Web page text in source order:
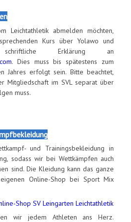
Leichtathletik abmelden möchten,
Kurs über Yolawo und
Erklärung an
. Dies muss bis spätestens zum
Jahres erfolgt sein. Bitte beachtet,
Mitgliedschaft im SVL separat über
muss.
und Trainingsbekleidung in
sodass wir bei Wettkämpfen auch
sind. Die Kleidung kann das ganze
Online-Shop bei Sport Mix
Shop SV Leingarten Leichtathletik
wir jedem Athleten ans Herz.